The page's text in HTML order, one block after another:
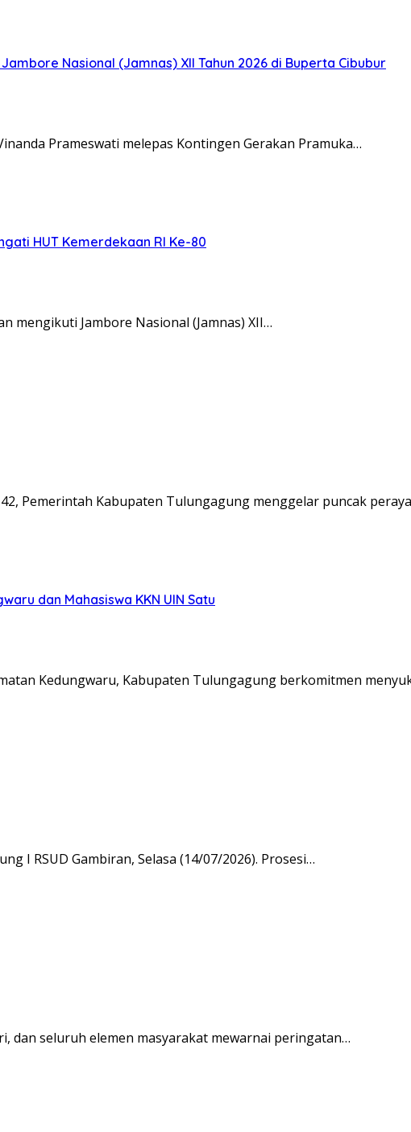
Nasional (Jamnas) XII Tahun 2026 di Buperta Cibubur
Prameswati melepas Kontingen Gerakan Pramuka…
HUT Kemerdekaan RI Ke-80
mengikuti Jambore Nasional (Jamnas) XII…
Pemerintah Kabupaten Tulungagung menggelar puncak
dan Mahasiswa KKN UIN Satu
Kedungwaru, Kabupaten Tulungagung berkomitmen
I RSUD Gambiran, Selasa (14/07/2026). Prosesi…
dan seluruh elemen masyarakat mewarnai peringatan…